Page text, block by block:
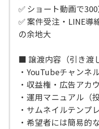
✅ ショート動画で
✅ 案件受注・LINE導
の余地大
■ 譲渡内容（引き渡
・YouTubeチャンネ
・収益権・広告アカ
・運用マニュアル（
・サムネイルテンプ
・希望者には簡易的